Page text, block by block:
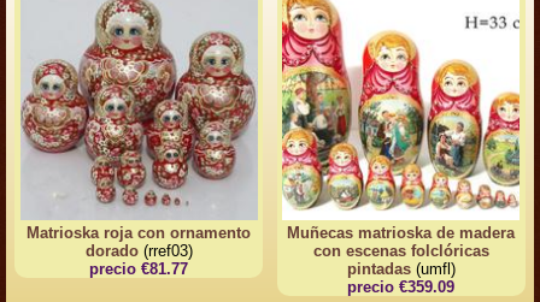
Matrioska roja con ornamento
dorado(rref03)
precio €81.77
Muñecas matrioska de madera
con escenas folclóricas
pintadas(umfl)
precio €359.09